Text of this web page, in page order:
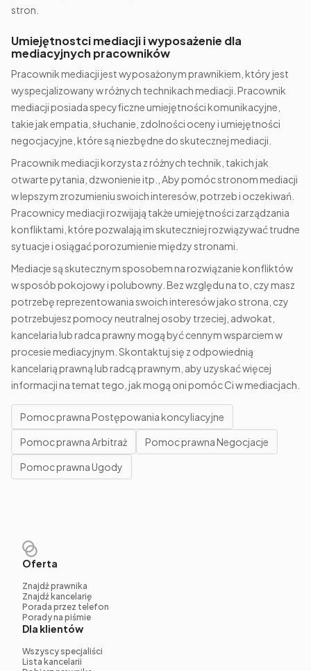
stron.
Umiejętnostci mediacji i wyposażenie dla
mediacyjnych pracowników
Pracownik mediacji jest wyposażonym prawnikiem, który jest
wyspecjalizowany w różnych technikach mediacji. Pracownik
mediacji posiada specyficzne umiejętności komunikacyjne,
takie jak empatia, słuchanie, zdolności oceny i umiejętności
negocjacyjne, które są niezbędne do skutecznej mediacji.
Pracownik mediacji korzysta z różnych technik, takich jak
otwarte pytania, dzwonienie itp., Aby pomóc stronom mediacji
w lepszym zrozumieniu swoich interesów, potrzeb i oczekiwań.
Pracownicy mediacji rozwijają także umiejętności zarządzania
konfliktami, które pozwalają im skuteczniej rozwiązywać trudne
sytuacje i osiągać porozumienie między stronami.
Mediacje są skutecznym sposobem na rozwiązanie konfliktów
w sposób pokojowy i polubowny. Bez względu na to, czy masz
potrzebę reprezentowania swoich interesów jako strona, czy
potrzebujesz pomocy neutralnej osoby trzeciej, adwokat,
kancelaria lub radca prawny mogą być cennym wsparciem w
procesie mediacyjnym. Skontaktuj się z odpowiednią
kancelarią prawną lub radcą prawnym, aby uzyskać więcej
informacji na temat tego, jak mogą oni pomóc Ci w mediacjach.
Pomoc prawna Postępowania koncyliacyjne
Pomoc prawna Arbitraż
Pomoc prawna Negocjacje
Pomoc prawna Ugody
Oferta
Znajdź prawnika
Znajdź kancelarię
Porada przez telefon
Porady na piśmie
Dla klientów
Wszyscy specjaliści
Lista kancelarii